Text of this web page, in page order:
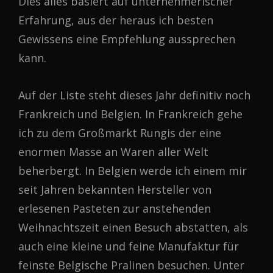
Erfahrung, aus der heraus ich besten
Gewissens eine Empfehlung aussprechen
kann.
Auf der Liste steht dieses Jahr definitiv noch
Frankreich und Belgien. In Frankreich gehe
ich zu dem Großmarkt Rungis der eine
enormen Masse an Waren aller Welt
beherbergt. In Belgien werde ich einem mir
seit Jahren bekannten Hersteller von
erlesenen Pasteten zur anstehenden
Weihnachtszeit einen Besuch abstatten, als
auch eine kleine und feine Manufaktur für
feinste Belgische Pralinen besuchen. Unter